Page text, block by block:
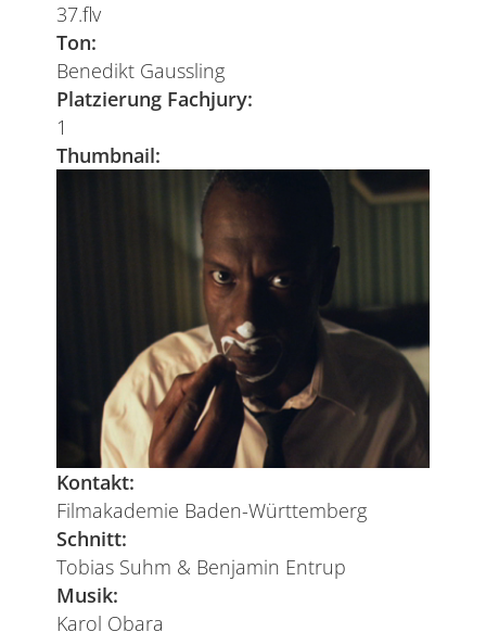
37.flv
Ton:
Benedikt Gaussling
Platzierung Fachjury:
1
Thumbnail:
Kontakt:
Filmakademie Baden-Württemberg
Schnitt:
Tobias Suhm & Benjamin Entrup
Musik:
Karol Obara